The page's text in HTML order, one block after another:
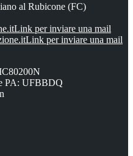
al Rubicone (FC)
Link per inviare una mail
Link per inviare una mail
PA: UFBBDQ